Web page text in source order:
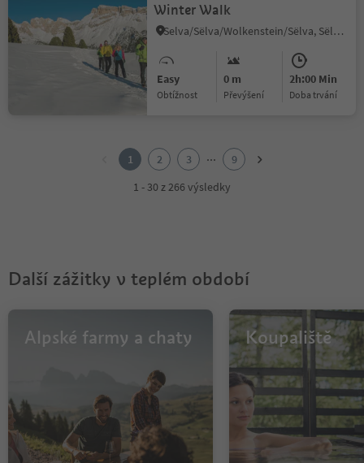
Winter Walk
Selva/Sëlva/Wolkenstein/Sëlva, Sëlva/Selva di Val Gardena, Dolomites Region Val Gardena
Easy
Obtížnost
0 m
Převýšení
2h:00 Min
doba trvání
1 2 3 ...
9
1 - 30 z 266 výsledky
Další zážitky v teplém období
Alpské farmy a chaty Koupaliště